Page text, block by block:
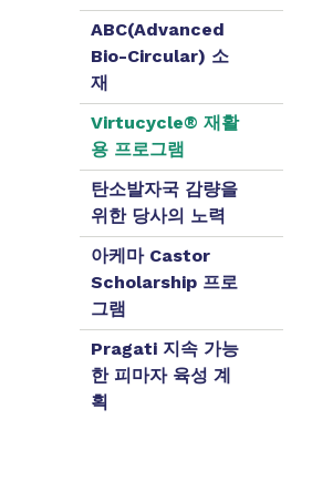
ABC(Advanced
Bio-Circular) 소
재
Virtucycle® 재활
용 프로그램
탄소발자국 감량을
위한 당사의 노력
아케마 Castor
Scholarship 프로
그램
Pragati 지속 가능
한 피마자 육성 계
획